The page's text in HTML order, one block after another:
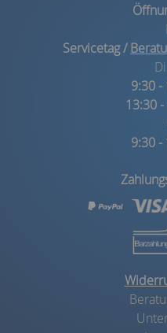
Servicetag /
9:30 -
13:30
9:30 -